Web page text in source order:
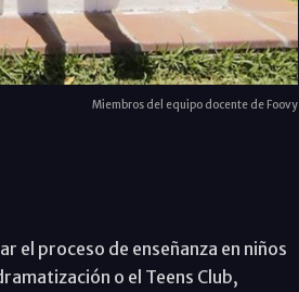
Miembros del equipo docente de Foovy
el proceso de enseñanza en niños
o el Teens Club,